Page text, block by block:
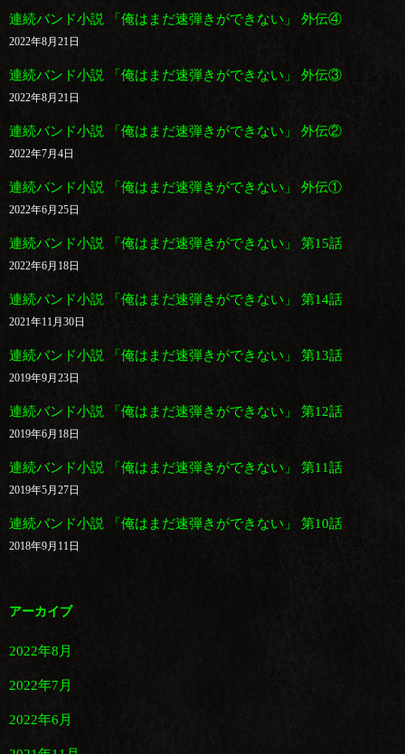
ー
シ
ョ
ン
連続バンド小説 「俺はまだ速弾きができない」 外伝④
2022年8月21日
連続バンド小説 「俺はまだ速弾きができない」 外伝③
2022年8月21日
連続バンド小説 「俺はまだ速弾きができない」 外伝②
2022年7月4日
連続バンド小説 「俺はまだ速弾きができない」 外伝①
2022年6月25日
連続バンド小説 「俺はまだ速弾きができない」 第15話
2022年6月18日
連続バンド小説 「俺はまだ速弾きができない」 第14話
2021年11月30日
連続バンド小説 「俺はまだ速弾きができない」 第13話
2019年9月23日
連続バンド小説 「俺はまだ速弾きができない」 第12話
2019年6月18日
連続バンド小説 「俺はまだ速弾きができない」 第11話
2019年5月27日
連続バンド小説 「俺はまだ速弾きができない」 第10話
2018年9月11日
アーカイブ
2022年8月
2022年7月
2022年6月